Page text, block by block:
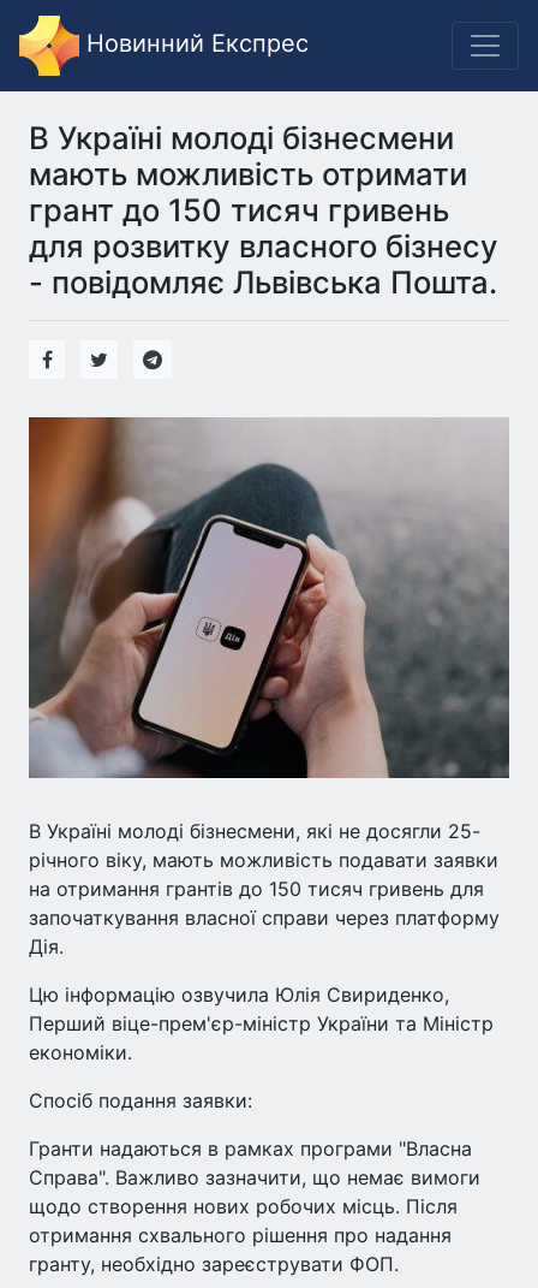
Новинний Експрес
В Україні молоді бізнесмени
мають можливість отримати
грант до 150 тисяч гривень
для розвитку власного бізнесу
- повідомляє Львівська Пошта.
В Україні молоді бізнесмени, які не досягли 25-
річного віку, мають можливість подавати заявки
на отримання грантів до 150 тисяч гривень для
започаткування власної справи через платформу
Дія.
Цю інформацію озвучила Юлія Свириденко,
Перший віце-прем'єр-міністр України та Міністр
економіки.
Спосіб подання заявки:
Гранти надаються в рамках програми "Власна
Справа". Важливо зазначити, що немає вимоги
щодо створення нових робочих місць. Після
отримання схвального рішення про надання
гранту, необхідно зареєструвати ФОП.